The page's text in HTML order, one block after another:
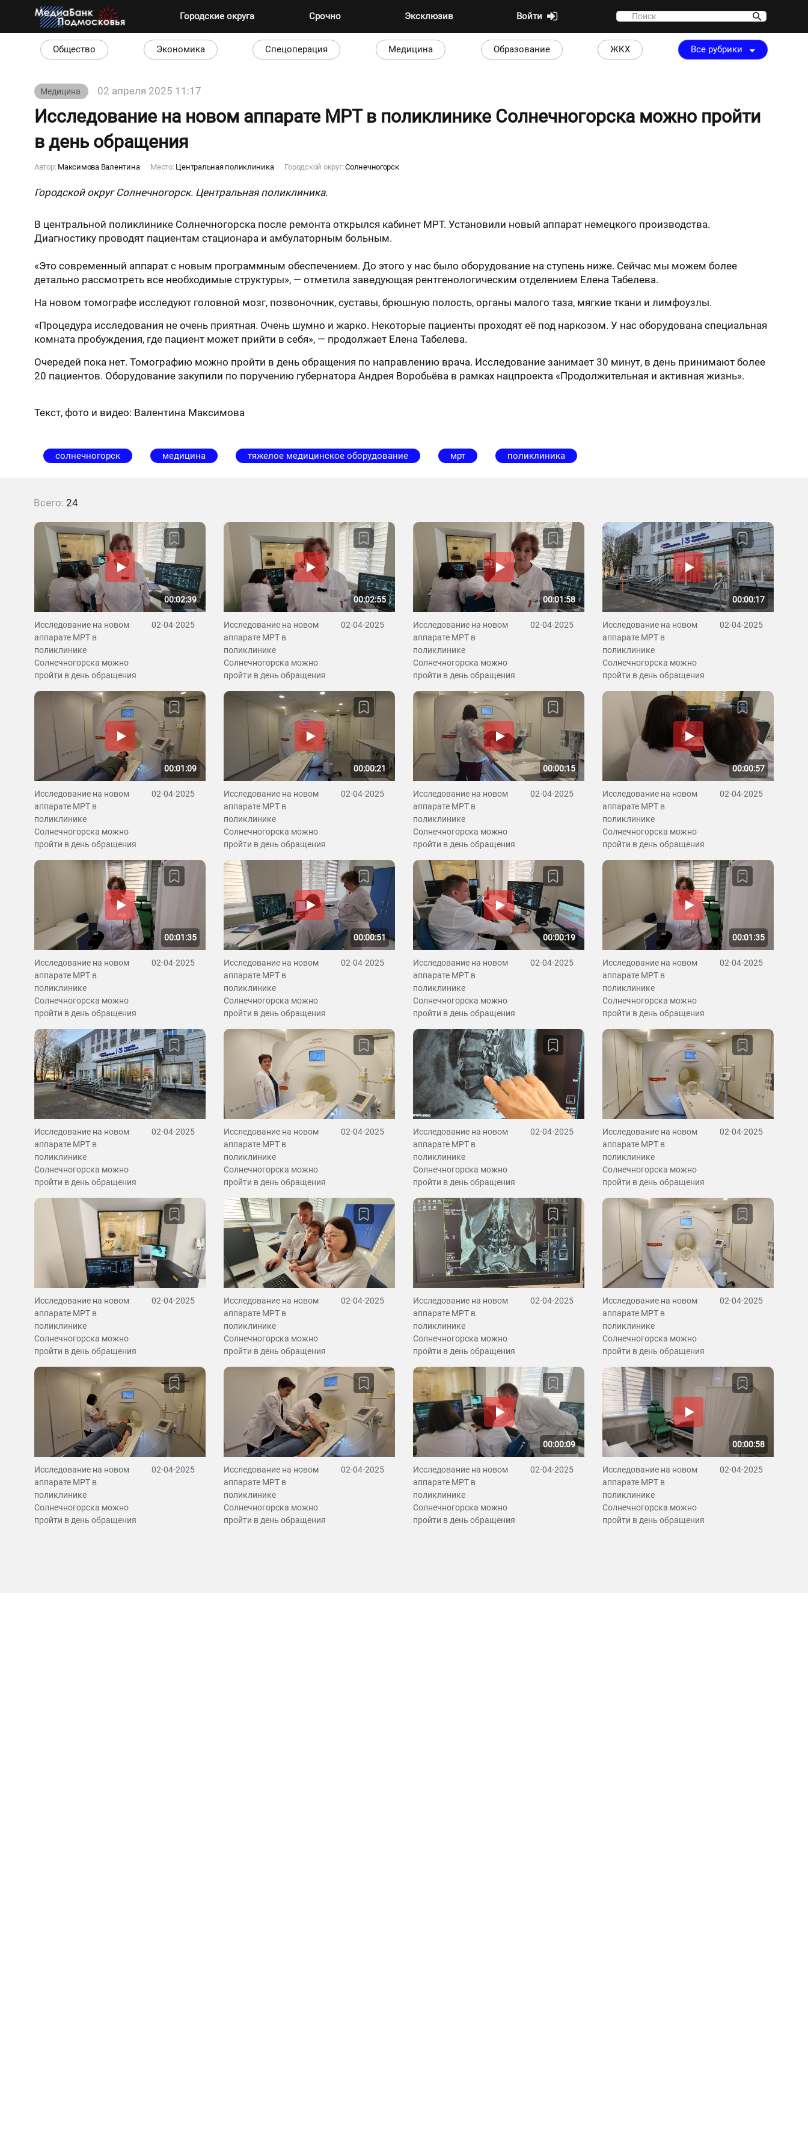
Городские округа Срочно Эксклюзив Войти
Общество Экономика Спецоперация Медицина Образование ЖКХ Все рубрики
Медицина 02 апреля 2025 11:17
Исследование на новом аппарате МРТ в поликлинике Солнечногорска можно пройти
в день обращения
Автор: Максимова Валентина Место: Центральная поликлиника Городской округ:Солнечногорск
Городской округ Солнечногорск. Центральная поликлиника.
В центральной поликлинике Солнечногорска после ремонта открылся кабинет МРТ. Установили новый аппарат немецкого производства.
Диагностику проводят пациентам стационара и амбулаторным больным.
«Это современный аппарат с новым программным обеспечением. До этого у нас было оборудование на ступень ниже. Сейчас мы можем более
детально рассмотреть все необходимые структуры», — отметила заведующая рентгенологическим отделением Елена Табелева.
На новом томографе исследуют головной мозг, позвоночник, суставы, брюшную полость, органы малого таза, мягкие ткани и лимфоузлы.
«Процедура исследования не очень приятная. Очень шумно и жарко. Некоторые пациенты проходят её под наркозом. У нас оборудована специальная
комната пробуждения, где пациент может прийти в себя», — продолжает Елена Табелева.
Очередей пока нет. Томографию можно пройти в день обращения по направлению врача. Исследование занимает 30 минут, в день принимают более
20 пациентов. Оборудование закупили по поручению губернатора Андрея Воробьёва в рамках нацпроекта «Продолжительная и активная жизнь».
Текст, фото и видео: Валентина Максимова
солнечногорск медицина тяжелое медицинское оборудование мрт поликлиника
Всего: 24
00:02:39
Исследование на новом
аппарате МРТ в
поликлинике
Солнечногорска можно
пройти в день обращения
02-04-2025
00:02:55
Исследование на новом
аппарате МРТ в
поликлинике
Солнечногорска можно
пройти в день обращения
02-04-2025
00:01:58
Исследование на новом
аппарате МРТ в
поликлинике
Солнечногорска можно
пройти в день обращения
02-04-2025
00:00:17
Исследование на новом
аппарате МРТ в
поликлинике
Солнечногорска можно
пройти в день обращения
02-04-2025
00:01:09
Исследование на новом
аппарате МРТ в
поликлинике
Солнечногорска можно
пройти в день обращения
02-04-2025
00:00:21
Исследование на новом
аппарате МРТ в
поликлинике
Солнечногорска можно
пройти в день обращения
02-04-2025
00:00:15
Исследование на новом
аппарате МРТ в
поликлинике
Солнечногорска можно
пройти в день обращения
02-04-2025
00:00:57
Исследование на новом
аппарате МРТ в
поликлинике
Солнечногорска можно
пройти в день обращения
02-04-2025
00:01:35
Исследование на новом
аппарате МРТ в
поликлинике
Солнечногорска можно
пройти в день обращения
02-04-2025
00:00:51
Исследование на новом
аппарате МРТ в
поликлинике
Солнечногорска можно
пройти в день обращения
02-04-2025
00:00:19
Исследование на новом
аппарате МРТ в
поликлинике
Солнечногорска можно
пройти в день обращения
02-04-2025
00:01:35
Исследование на новом
аппарате МРТ в
поликлинике
Солнечногорска можно
пройти в день обращения
02-04-2025
Исследование на новом
аппарате МРТ в
поликлинике
Солнечногорска можно
пройти в день обращения
02-04-2025
Исследование на новом
аппарате МРТ в
поликлинике
Солнечногорска можно
пройти в день обращения
02-04-2025
Исследование на новом
аппарате МРТ в
поликлинике
Солнечногорска можно
пройти в день обращения
02-04-2025
Исследование на новом
аппарате МРТ в
поликлинике
Солнечногорска можно
пройти в день обращения
02-04-2025
Исследование на новом
аппарате МРТ в
поликлинике
Солнечногорска можно
пройти в день обращения
02-04-2025
Исследование на новом
аппарате МРТ в
поликлинике
Солнечногорска можно
пройти в день обращения
02-04-2025
Исследование на новом
аппарате МРТ в
поликлинике
Солнечногорска можно
пройти в день обращения
02-04-2025
Исследование на новом
аппарате МРТ в
поликлинике
Солнечногорска можно
пройти в день обращения
02-04-2025
Исследование на новом
аппарате МРТ в
поликлинике
Солнечногорска можно
пройти в день обращения
02-04-2025
Исследование на новом
аппарате МРТ в
поликлинике
Солнечногорска можно
пройти в день обращения
02-04-2025
00:00:09
Исследование на новом
аппарате МРТ в
поликлинике
Солнечногорска можно
пройти в день обращения
02-04-2025
00:00:58
Исследование на новом
аппарате МРТ в
поликлинике
Солнечногорска можно
пройти в день обращения
02-04-2025